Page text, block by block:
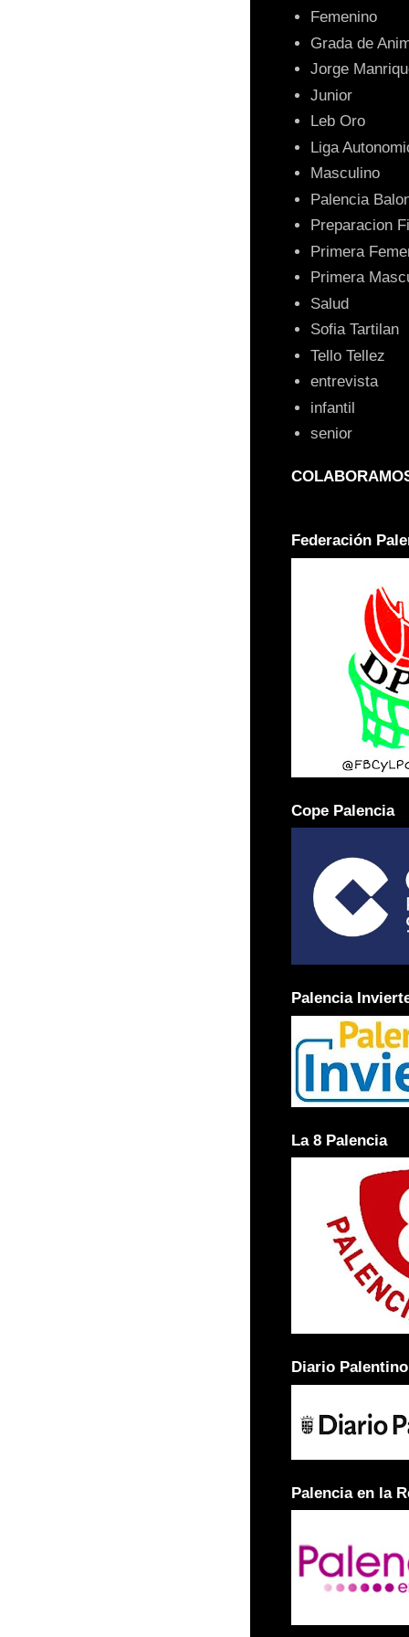
Femenino
Grada de
Jorge
Junior
Leb Oro
Liga
Masculino
Palencia
Preparacion
Primera
Primera
Salud
Sofia Tartilan
Tello Tellez
entrevista
infantil
senior
Federación
Cope Palencia
Palencia
La 8 Palencia
Diario Palentino
Palencia en la